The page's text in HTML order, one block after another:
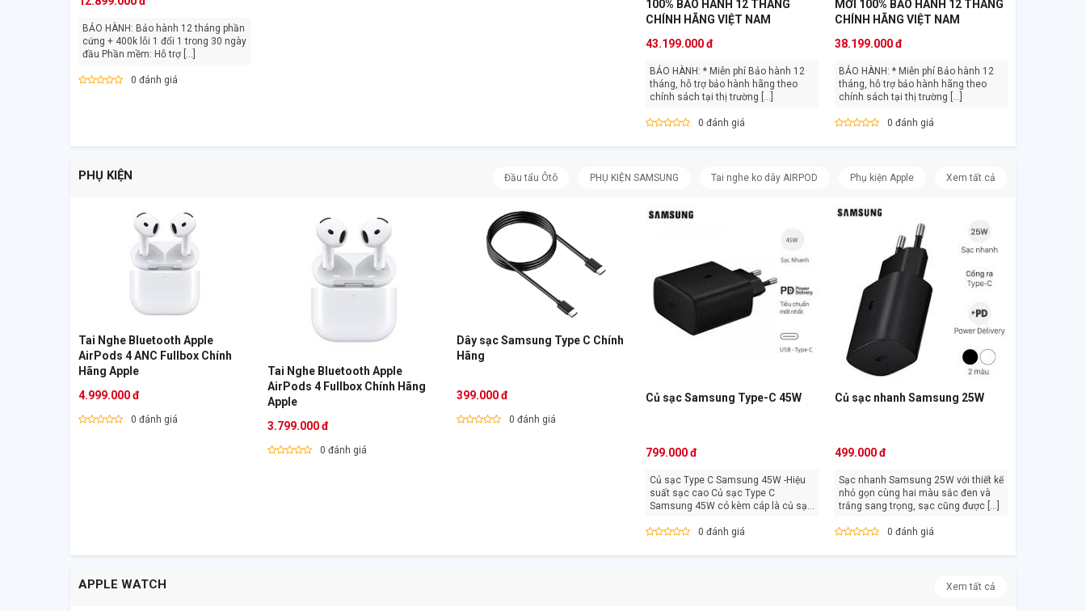
BẢO HÀNH: Bảo hành 12 tháng phần
cứng + 400k lỗi 1 đổi 1 trong 30 ngày
đầu Phần mềm: Hỗ trợ [...]
0 đánh giá
100% BẢO HÀNH 12 THÁNG
CHÍNH HÃNG VIỆT NAM
43.199.000 đ
BẢO HÀNH: * Miễn phí Bảo hành 12
tháng, hỗ trợ bảo hành hãng theo
chính sách tại thị trường [...]
0 đánh giá
MỚI 100% BẢO HÀNH 12 THÁNG
CHÍNH HÃNG VIỆT NAM
38.199.000 đ
BẢO HÀNH: * Miễn phí Bảo hành 12
tháng, hỗ trợ bảo hành hãng theo
chính sách tại thị trường [...]
0 đánh giá
PHỤ KIỆN Đầu tẩu Ôtô PHỤ KIỆN SAMSUNG Tai nghe ko dây AIRPOD Phụ kiện Apple Xem tất cả
Tai Nghe Bluetooth Apple
AirPods 4 ANC Fullbox Chính
Hãng Apple
4.999.000 đ
0 đánh giá
Tai Nghe Bluetooth Apple
AirPods 4 Fullbox Chính Hãng
Apple
3.799.000 đ
0 đánh giá
Dây sạc Samsung Type C Chính
Hãng
399.000 đ
0 đánh giá
Củ sạc Samsung Type-C 45W
799.000 đ
Củ sạc Type C Samsung 45W -Hiệu
suất sạc cao Củ sạc Type C
Samsung 45W có kèm cáp là củ sạc
0 đánh giá
Củ sạc nhanh Samsung 25W
499.000 đ
Sạc nhanh Samsung 25W với thiết kế
nhỏ gọn cùng hai màu sắc đen và
trắng sang trọng, sạc cũng được [...]
0 đánh giá
APPLE WATCH Xem tất cả